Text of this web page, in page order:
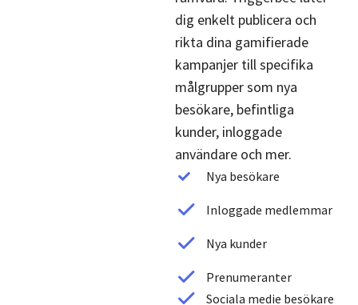
dig enkelt publicera och
rikta dina gamifierade
kampanjer till specifika
målgrupper som nya
besökare, befintliga
kunder, inloggade
användare och mer.
Nya besökare
Inloggade medlemmar
Nya kunder
Prenumeranter
Sociala medie besökare